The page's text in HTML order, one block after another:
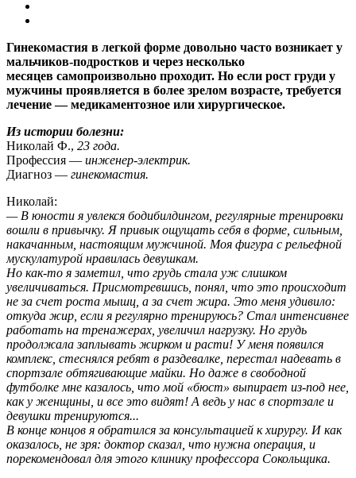
Гинекомастия в легкой форме довольно часто возникает у
мальчиков-подростков и через несколько
месяцев самопроизвольно проходит. Но если рост груди у
мужчины проявляется в более зрелом возрасте, требуется
лечение — медикаментозное или хирургическое.
Из истории болезни:
Николай Ф., 23 года.
Профессия — инженер-электрик.
Диагноз — гинекомастия.
Николай:
— В юности я увлекся бодибилдингом, регулярные тренировки
вошли в привычку. Я привык ощущать себя в форме, сильным,
накачанным, настоящим мужчиной. Моя фигура с рельефной
мускулатурой нравилась девушкам.
Но как-то я заметил, что грудь стала уж слишком
увеличиваться. Присмотревшись, понял, что это происходит
не за счет роста мышц, а за счет жира. Это меня удивило:
откуда жир, если я регулярно тренируюсь? Стал интенсивнее
работать на тренажерах, увеличил нагрузку. Но грудь
продолжала заплывать жирком и расти! У меня появился
комплекс, стеснялся ребят в раздевалке, перестал надевать в
спортзале обтягивающие майки. Но даже в свободной
футболке мне казалось, что мой «бюст» выпирает из-под нее,
как у женщины, и все это видят! А ведь у нас в спортзале и
девушки тренируются...
В конце концов я обратился за консультацией к хирургу. И как
оказалось, не зря: доктор сказал, что нужна операция, и
порекомендовал для этого клинику профессора Сокольщика.